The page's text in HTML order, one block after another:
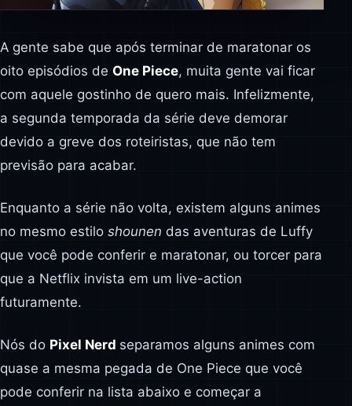
A gente sabe que após terminar de maratonar os
oito episódios de One Piece, muita gente vai ficar
com aquele gostinho de quero mais. Infelizmente,
a segunda temporada da série deve demorar
devido a greve dos roteiristas, que não tem
previsão para acabar.
Enquanto a série não volta, existem alguns animes
no mesmo estilo shounen das aventuras de Luffy
que você pode conferir e maratonar, ou torcer para
que a Netflix invista em um live-action
futuramente.
Nós do Pixel Nerd separamos alguns animes com
quase a mesma pegada de One Piece que você
pode conferir na lista abaixo e começar a